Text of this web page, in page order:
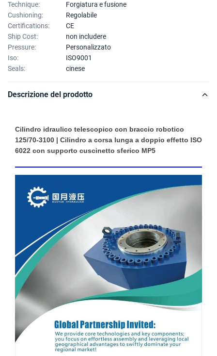
Technique:
Forgiatura e fusione
Cushioning:
Regolabile
Certifications:
CE
Ship Cost:
non includere
Pressure:
Personalizzato
Iso:
ISO9001
Seals:
cinese
Descrizione del prodotto
Cilindro idraulico telescopico con braccio robotico
125/70-3100 | Cilindro a corsa lunga a doppio effetto ISO
6022 con supporto cuscinetto sferico MP5